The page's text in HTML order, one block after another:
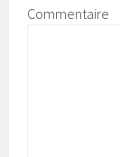
Commentaire